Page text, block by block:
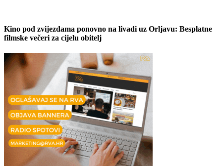
Kino pod zvijezdama ponovno na livadi uz Orljavu: Besplatne
filmske večeri za cijelu obitelj